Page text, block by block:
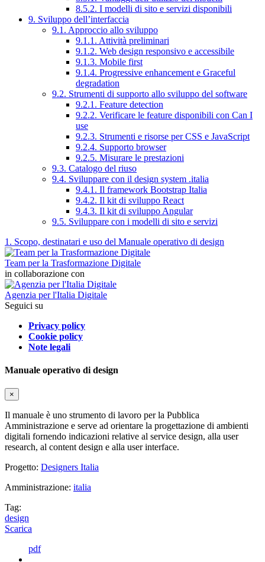
8.5.2. I modelli di sito e servizi disponibili
9. Sviluppo dell’interfaccia
9.1. Approccio allo sviluppo
9.1.1. Attività preliminari
9.1.2. Web design responsivo e accessibile
9.1.3. Mobile first
9.1.4. Progressive enhancement e Graceful
degradation
9.2. Strumenti di supporto allo sviluppo del software
9.2.1. Feature detection
9.2.2. Verificare le feature disponibili con Can I
use
9.2.3. Strumenti e risorse per CSS e JavaScript
9.2.4. Supporto browser
9.2.5. Misurare le prestazioni
9.3. Catalogo del riuso
9.4. Sviluppare con il design system .italia
9.4.1. Il framework Bootstrap Italia
9.4.2. Il kit di sviluppo React
9.4.3. Il kit di sviluppo Angular
9.5. Sviluppare con i modelli di sito e servizi
1. Scopo, destinatari e uso del Manuale operativo di design
Team per la Trasformazione Digitale
in collaborazione con
Agenzia per l'Italia Digitale
Seguici su
Privacy policy
Cookie policy
Note legali
Manuale operativo di design
×
Il manuale è uno strumento di lavoro per la Pubblica
Amministrazione e serve ad orientare la progettazione di ambienti
digitali fornendo indicazioni relative al service design, alla user
research, al content design e alla user interface.
Progetto: Designers Italia
Amministrazione: italia
Tag:
design
Scarica
pdf